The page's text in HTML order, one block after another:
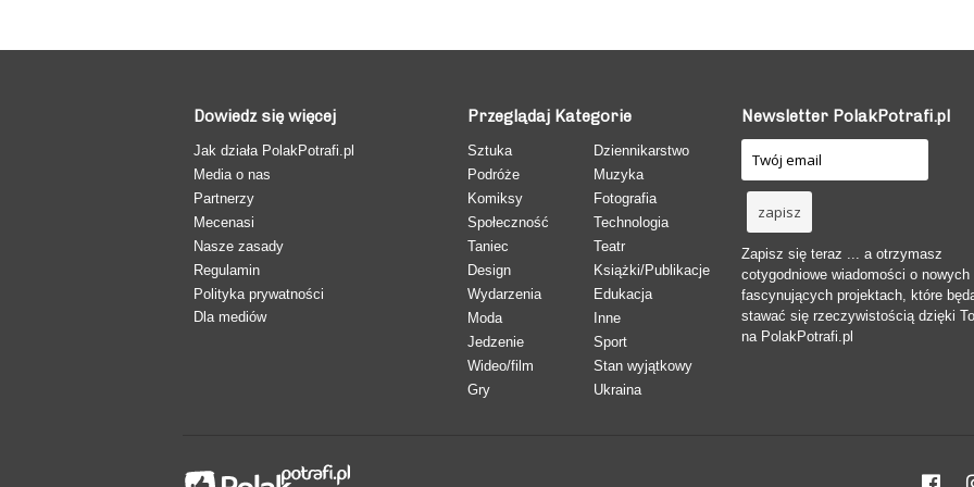
Dowiedz się więcej
Jak działa PolakPotrafi.pl
Media o nas
Partnerzy
Mecenasi
Nasze zasady
Regulamin
Polityka prywatności
Dla mediów
Przeglądaj Kategorie
Sztuka
Podróże
Komiksy
Społeczność
Taniec
Design
Wydarzenia
Moda
Jedzenie
Wideo/film
Gry
Dziennikarstwo
Muzyka
Fotografia
Technologia
Teatr
Książki/Publikacje
Edukacja
Inne
Sport
Stan wyjątkowy
Ukraina
Newsletter PolakPotrafi.pl
Zapisz się teraz ... a otrzymasz
cotygodniowe wiadomości o nowych
fascynujących projektach, które
stawać się rzeczywistością dzięki
na PolakPotrafi.pl